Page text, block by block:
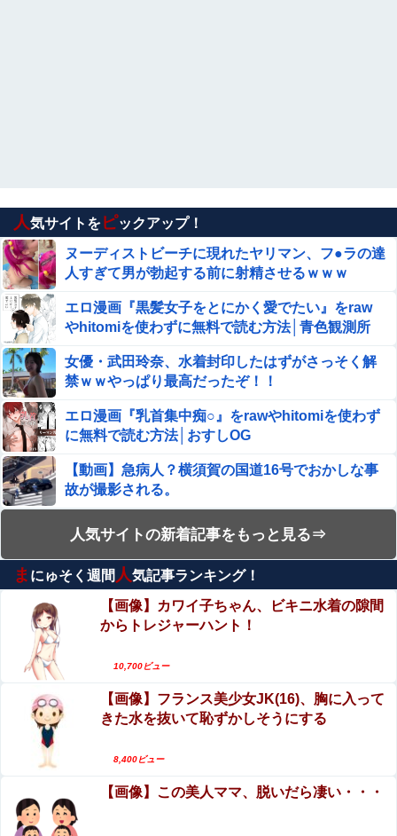
【画像あり】インフルエンサー「20歳でアルファード
一括で買えちゃう私って素敵」
【速報】青葉坂46、完全新規の姉妹グループか
【動画】 素人ボインJKさん、水着で爆乳を見せつけてし
まうｗｗｗwｗｗｗｗｗｗｗｗ❤
【赤っ恥】「航空機事故で『搭乗者に日本人は居ない』と
いう発表は嫌い。人間として同じ価値だと思う」→ツッコ
ミ殺到も「自分が気に入らないと思った」と...
【速報】バスローブ姿の秋田県幹部職員による記者会見問
題、ラブホテルからの参加だと特定「体調が優れなかった
ため...」とは何だったのか
【艦これ】装甲破砕の意義って
【衝撃】葬儀屋「火葬プランはどうなさいますか？」ワイ
【放送事故】フジテレビ、女子大生を大量投入して闇深エ
ロ番組ｗｗｗｗ
【AKB48】アカペラアイソレチャレンジの、こさきちゃ
ん可愛すぎるだろ！！【近藤沙樹】
【速報】赤旗配達中の共産党市議７８歳のじいさん、左に
寄りすぎたか車で民家当て逃げ他
【画像】 美少女「女性の皆さんへ。パンツを履かずにを履
いてみてください」
カープ渡邉悠斗、1号ホームラン！中日宮内から今季初本
塁打！仲田侑仁タイムリー＆マルチ他
人気サイトを ピックアップ！
ヌーディストビーチに現れたヤリマン、フ●ラの達
人すぎて男が勃起する前に射精させるｗｗｗ
エロ漫画『黒髪女子をとにかく愛でたい』をraw
やhitomiを使わずに無料で読む方法│青色観測所
女優・武田玲奈、水着封印したはずがさっそく解
禁ｗｗやっぱり最高だったぞ！！
エロ漫画『乳首集中痴○』をrawやhitomiを使わず
に無料で読む方法│おすしOG
【動画】急病人？横須賀の国道16号でおかしな事
故が撮影される。
【閲覧注意】アホすぎるインド人、ライフルの銃
口を覗いてしまう・・・・・（動画あり）
【盗撮】日本の花嫁のウェディングドレス着替え
動画、とんでもない神乳だと海外で話題に
女子プロレスラーさん、地上波番組で胸元ぱっく
てしまう。
催！遂に明日10時まで！まだ間に合う注目作品は
エロ漫画『のの香とこーちゃん～ち〇ち〇こわい
～』をrawやhitomiを使わずに無料で読む方法│月
人気サイトの新着記事をもっと見る⇒
ま にゅそく週間 人気記事ランキング！
【画像】カワイ子ちゃん、ビキニ水着の隙間
からトレジャーハント！
10,700ビュー
【画像】フランス美少女JK(16)、胸に入って
きた水を抜いて恥ずかしそうにする
8,400ビュー
【画像】この美人ママ、脱いだら凄い・・・